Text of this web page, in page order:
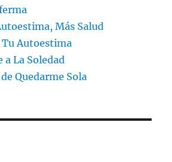
Más Salud
Autoestima
a La Soledad
Quedarme Sola